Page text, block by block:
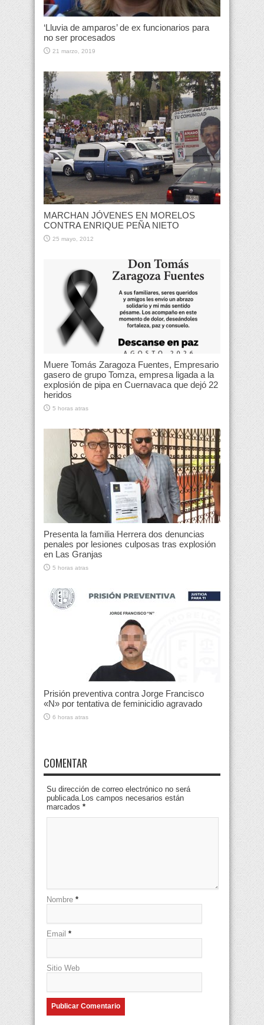
‘Lluvia de amparos’ de ex funcionarios para
no ser procesados
21 marzo, 2019
MARCHAN JÓVENES EN MORELOS
CONTRA ENRIQUE PEÑA NIETO
25 mayo, 2012
Muere Tomás Zaragoza Fuentes, Empresario
gasero de grupo Tomza, empresa ligada a la
explosión de pipa en Cuernavaca que dejó 22
heridos
5 horas atras
Presenta la familia Herrera dos denuncias
penales por lesiones culposas tras explosión
en Las Granjas
5 horas atras
Prisión preventiva contra Jorge Francisco
«N» por tentativa de feminicidio agravado
6 horas atras
COMENTAR
Su dirección de correo electrónico no será
publicada.Los campos necesarios están
marcados *
Nombre *
Email *
Sitio Web